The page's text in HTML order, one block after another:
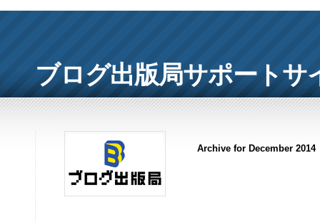
ブログ出版局サポートサ
Archive for December 2014